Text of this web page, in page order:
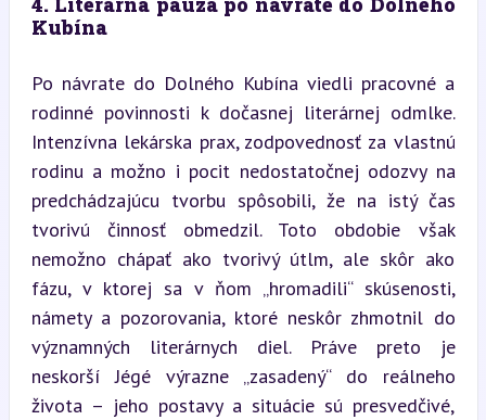
Kubína
Po návrate do Dolného Kubína viedli pracovné a
rodinné povinnosti k dočasnej literárnej odmlke.
Intenzívna lekárska prax, zodpovednosť za vlastnú
rodinu a možno i pocit nedostatočnej odozvy na
predchádzajúcu tvorbu spôsobili, že na istý čas
tvorivú činnosť obmedzil. Toto obdobie však
nemožno chápať ako tvorivý útlm, ale skôr ako
fázu, v ktorej sa v ňom „hromadili“ skúsenosti,
námety a pozorovania, ktoré neskôr zhmotnil do
významných literárnych diel. Práve preto je
neskorší Jégé výrazne „zasadený“ do reálneho
života – jeho postavy a situácie sú presvedčivé,